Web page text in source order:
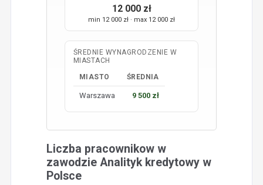
12 000 zł
min 12 000 zł · max 12 000 zł
ŚREDNIE WYNAGRODZENIE W
MIASTACH
MIASTO
ŚREDNIA
Warszawa 9 500 zł
Liczba pracownikow w
zawodzie Analityk kredytowy w
Polsce